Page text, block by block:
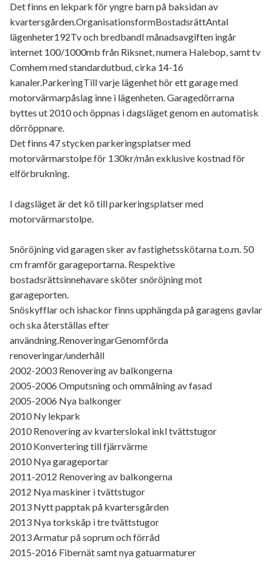
Det finns en lekpark för yngre barn på baksidan av
kvartersgården.OrganisationsformBostadsrättAntal
lägenheter192Tv och bredbandI månadsavgiften ingår
internet 100/1000mb från Riksnet, numera Halebop, samt tv
Comhem med standardutbud, cirka 14-16
kanaler.ParkeringTill varje lägenhet hör ett garage med
motorvärmarpåslag inne i lägenheten. Garagedörrarna
byttes ut 2010 och öppnas i dagsläget genom en automatisk
dörröppnare.
Det finns 47 stycken parkeringsplatser med
motorvärmarstolpe för 130kr/mån exklusive kostnad för
elförbrukning.
I dagsläget är det kö till parkeringsplatser med
motorvärmarstolpe.
Snöröjning vid garagen sker av fastighetsskötarna t.o.m. 50
cm framför garageportarna. Respektive
bostadsrättsinnehavare sköter snöröjning mot
garageporten.
Snöskyfflar och ishackor finns upphängda på garagens gavlar
och ska återställas efter
användning.RenoveringarGenomförda
renoveringar/underhåll
2002-2003 Renovering av balkongerna
2005-2006 Omputsning och ommålning av fasad
2005-2006 Nya balkonger
2010 Ny lekpark
2010 Renovering av kvarterslokal inkl tvättstugor
2010 Konvertering till fjärrvärme
2010 Nya garageportar
2011-2012 Renovering av balkongerna
2012 Nya maskiner i tvättstugor
2013 Nytt papptak på kvartersgården
2013 Nya torkskåp i tre tvättstugor
2013 Armatur på soprum och förråd
2015-2016 Fibernät samt nya gatuarmaturer